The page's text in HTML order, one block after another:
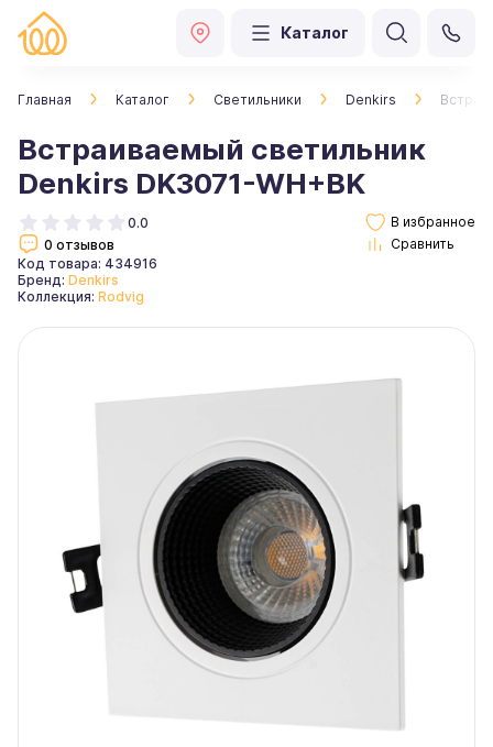
Каталог
Главная Каталог Светильники Denkirs
Встраиваемый светильник
Denkirs DK3071-WH+BK
0.0
0 отзывов
Код товара: 434916
Бренд: Denkirs
Коллекция: Rodvig